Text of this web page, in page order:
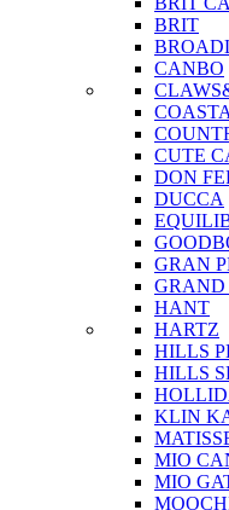
BRIT
CANBO
CUTE
DON
DUCCA
GRAN
GRAND
HANT
HARTZ
HILLS
HILLS
KLIN
MIO
MIO